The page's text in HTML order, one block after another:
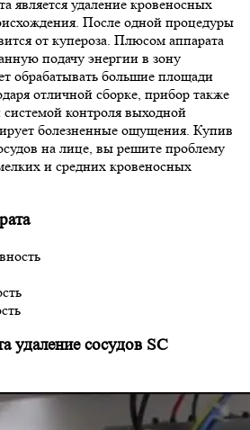
является удаление кровеносных
После одной процедуры
от купероза. Плюсом аппарата
подачу энергии в зону
обрабатывать большие площади
отличной сборке, прибор также
контроля выходной
болезненные ощущения. Купив
на лице, вы решите проблему
и средних кровеносных
удаление сосудов SC